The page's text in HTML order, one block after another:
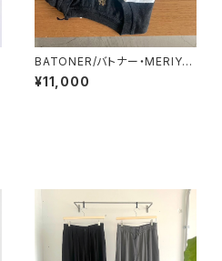
BATONER/バトナー・MERIYA
SU T-SHIRT (PACK)
¥11,000